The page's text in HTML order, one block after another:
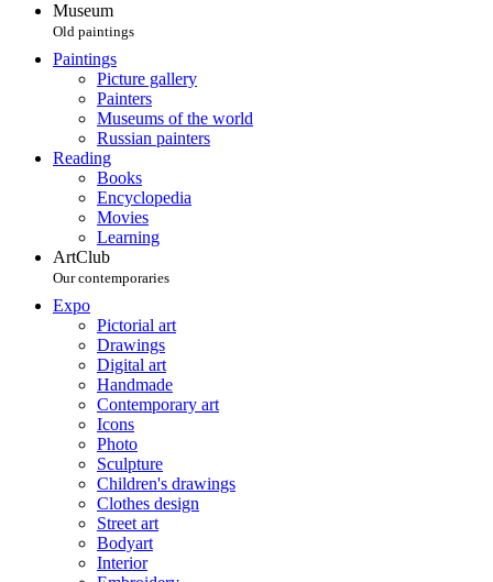
Museum
Old paintings
Paintings
Picture gallery
Painters
Museums of the world
Russian painters
Reading
Books
Encyclopedia
Movies
Learning
ArtClub
Our contemporaries
Expo
Pictorial art
Drawings
Digital art
Handmade
Contemporary art
Icons
Photo
Sculpture
Children's drawings
Clothes design
Street art
Bodyart
Interior